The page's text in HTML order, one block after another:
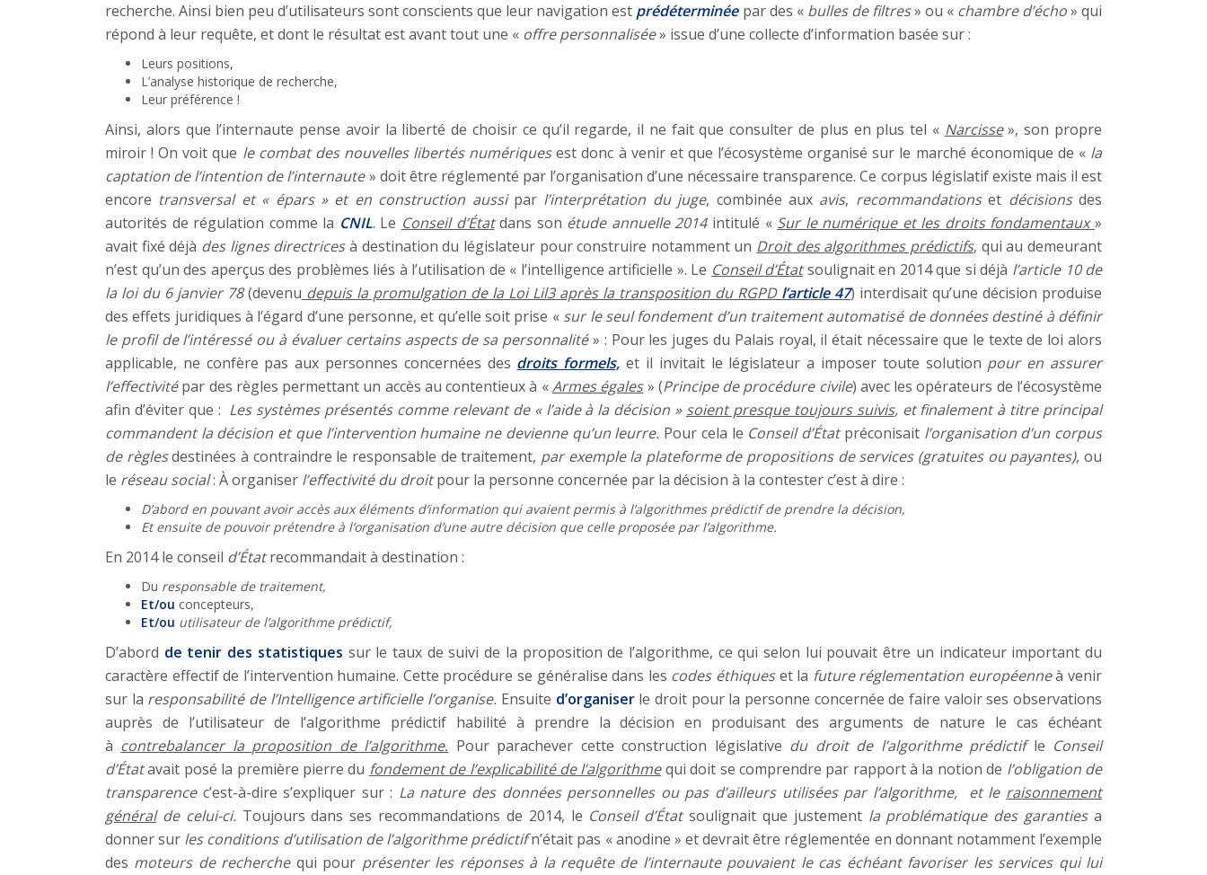
recherche. Ainsi bien peu d’utilisateurs sont conscients que leur navigation est prédéterminéepar des « bulles de filtres» ou « chambre d’écho» qui
répond à leur requête, et dont le résultat est avant tout une « offre personnalisée» issue d’une collecte d’information basée sur :
Leurs positions,
L’analyse historique de recherche,
Leur préférence !
Ainsi, alors que l’internaute pense avoir la liberté de choisir ce qu’il regarde, il ne fait que consulter de plus en plus tel « Narcisse», son propre
miroir ! On voit que le combat des nouvelles libertés numériquesest donc à venir et que l’écosystème organisé sur le marché économique de « la
captation de l’intention de l’internaute» doit être réglementé par l’organisation d’une nécessaire transparence. Ce corpus législatif existe mais il est
encore transversal et « épars » et en construction aussi par l’interprétation du juge, combinée aux avis, recommandationset décisionsdes
autorités de régulation comme la CNIL. Le Conseil d’Étatdans son étude annuelle 2014intitulé « Sur le numérique et les droits fondamentaux»
avait fixé déjà des lignes directricesà destination du législateur pour construire notamment un Droit des algorithmes prédictifs, qui au demeurant
n’est qu’un des aperçus des problèmes liés à l’utilisation de « l’intelligence artificielle ». Le Conseil d’Étatsoulignait en 2014 que si déjà l’article 10 de
la loi du 6 janvier 78(devenu depuis la promulgation de la Loi Lil3 après la transposition du RGPD l’article 47) interdisait qu’une décision produise
des effets juridiques à l’égard d’une personne, et qu’elle soit prise « sur le seul fondement d’un traitement automatisé de données destiné à définir
le profil de l’intéressé ou à évaluer certains aspects de sa personnalité» : Pour les juges du Palais royal, il était nécessaire que le texte de loi alors
applicable, ne confère pas aux personnes concernées des droits formels, et il invitait le législateur a imposer toute solution pour en assurer
l’effectivitépar des règles permettant un accès au contentieux à «Armes égales» (Principe de procédure civile) avec les opérateurs de l’écosystème
afin d’éviter que : Les systèmes présentés comme relevant de « l’aide à la décision » soient presque toujours suivis, et finalement à titre principal
commandent la décision et que l’intervention humaine ne devienne qu’un leurre. Pour cela le Conseil d’Étatpréconisait l’organisation d’un corpus
de règlesdestinées à contraindre le responsable de traitement, par exemple la plateforme de propositions de services (gratuites ou payantes), ou
le réseau social: À organiser l’effectivité du droitpour la personne concernée par la décision à la contester c’est à dire :
D’abord en pouvant avoir accès aux éléments d’information qui avaient permis à l’algorithmes prédictif de prendre la décision,
Et ensuite de pouvoir prétendre à l’organisation d’une autre décision que celle proposée par l’algorithme.
En 2014 le conseil d’Étatrecommandait à destination :
Du responsable de traitement,
Et/ou concepteurs,
Et/ou utilisateur de l’algorithme prédictif,
D’abord de tenir des statistiques sur le taux de suivi de la proposition de l’algorithme, ce qui selon lui pouvait être un indicateur important du
caractère effectif de l’intervention humaine. Cette procédure se généralise dans les codes éthiqueset la future réglementation européenneà venir
sur la responsabilité de l’Intelligence artificielle l’organise. Ensuite d’organiser le droit pour la personne concernée de faire valoir ses observations
auprès de l’utilisateur de l’algorithme prédictif habilité à prendre la décision en produisant des arguments de nature le cas échéant
à contrebalancer la proposition de l’algorithme. Pour parachever cette construction législative du droit de l’algorithme prédictif le Conseil
d’Étatavait posé la première pierre du fondement de l’explicabilité de l’algorithmequi doit se comprendre par rapport à la notion de l’obligation de
transparencec’est-à-dire s’expliquer sur : La nature des données personnelles ou pas d’ailleurs utilisées par l’algorithme, et le raisonnement
généralde celui-ci.Toujours dans ses recommandations de 2014, le Conseil d’Étatsoulignait que justement la problématique des garantiesa
donner sur les conditions d’utilisation de l’algorithme prédictifn’était pas « anodine » et devrait être réglementée en donnant notamment l’exemple
des moteurs de recherchequi pour présenter les réponses à la requête de l’internaute pouvaient le cas échéant favoriser les services qui lui